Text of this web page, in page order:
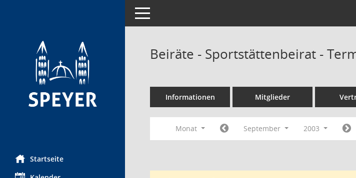
Startseite
Toggle navigation
Beiräte - Sportstättenbeirat -
Informationen Mitglieder
Monat September 2003